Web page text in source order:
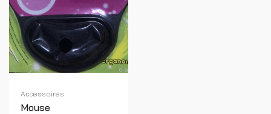
Accessoires
Mouse